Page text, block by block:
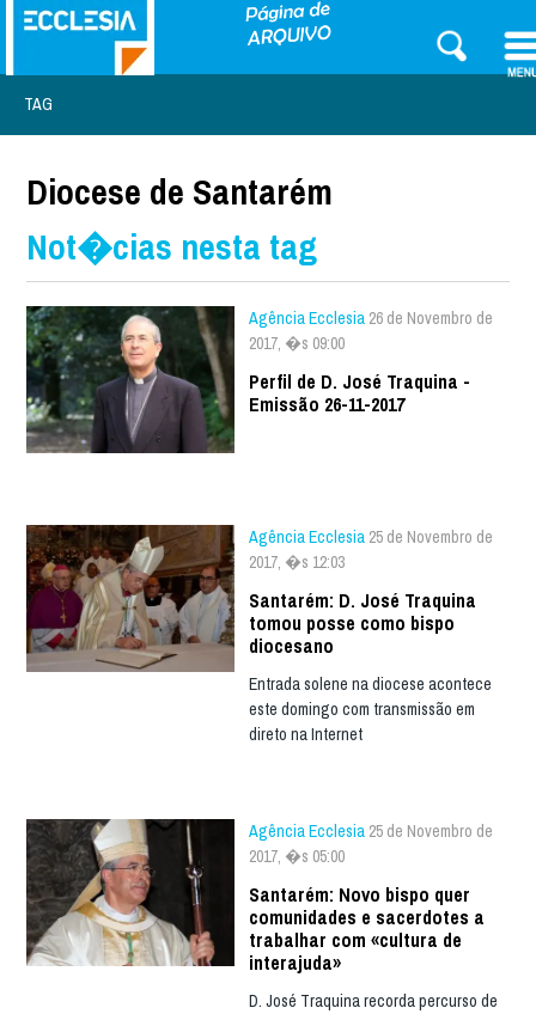
TAG
Diocese de Santarém
Not�cias nesta tag
Agência Ecclesia 26 de Novembro de
2017, �s 09:00
Perfil de D. José Traquina -
Emissão 26-11-2017
Agência Ecclesia 25 de Novembro de
2017, �s 12:03
Santarém: D. José Traquina
tomou posse como bispo
diocesano
Entrada solene na diocese acontece
este domingo com transmissão em
direto na Internet
Agência Ecclesia 25 de Novembro de
2017, �s 05:00
Santarém: Novo bispo quer
comunidades e sacerdotes a
trabalhar com «cultura de
interajuda»
D. José Traquina recorda percurso de